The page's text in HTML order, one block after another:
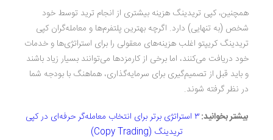
همچنین، کپی تریدینگ هزینه بیشتری از انجام ترید توسط خود
شخص (به تنهایی) دارد. اگرچه بهترین پلتفرم‌ها و معامله‌گران کپی
تریدینگ کریپتو اغلب هزینه‌های معقولی را برای استراتژی‌ها و خدمات
خود دریافت می‌کنند، اما برخی از کارمزدها می‌توانند بسیار زیاد باشند
و باید قبل از تصمیم‌گیری برای سرمایه‌گذاری، هماهنگ با بودجه شما
در نظر گرفته شوند.
بیشتر بخوانید: ۳ استراتژی برتر برای انتخاب معامله‌گر حرفه‌ای در کپی
تریدینگ (Copy Trading)